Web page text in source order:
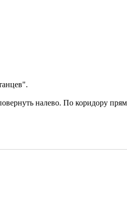
налево. По коридору